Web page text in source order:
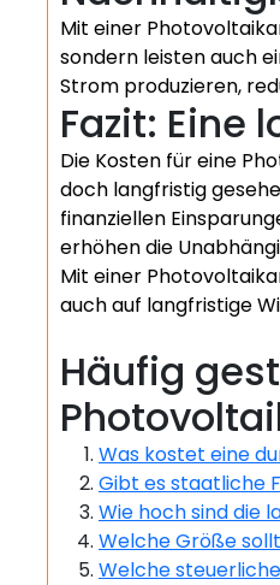
Mit einer
sondern leisten auch
Strom produzieren,
Fazit: Eine
Die Kosten für eine
doch langfristig
finanziellen
erhöhen die
Mit einer
auch auf langfristige
Häufig
Was kostet eine
Gibt es staatliche
Wie hoch sind die
Welche Größe
Welche